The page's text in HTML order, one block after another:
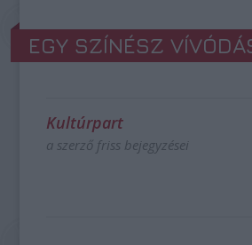
EGY SZÍNÉSZ
Kultúrpart
a szerző friss bejegyzései